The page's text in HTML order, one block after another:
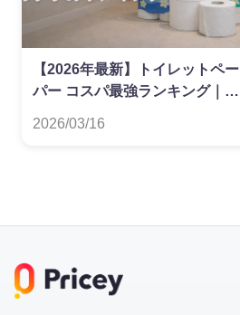
【2026年最新】トイレットペー
パー コスパ最強ランキング｜ダ
2026/03/16